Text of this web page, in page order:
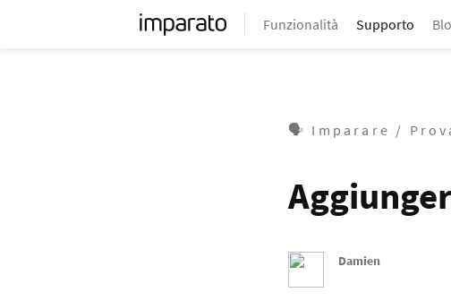
Funzionalità Supporto
🗣 Imparare /
Damien